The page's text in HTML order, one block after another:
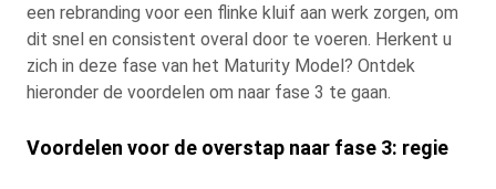
een rebranding voor een flinke kluif aan werk zorgen, om
dit snel en consistent overal door te voeren. Herkent u
zich in deze fase van het Maturity Model? Ontdek
hieronder de voordelen om naar fase 3 te gaan.
Voordelen voor de overstap naar fase 3: regie